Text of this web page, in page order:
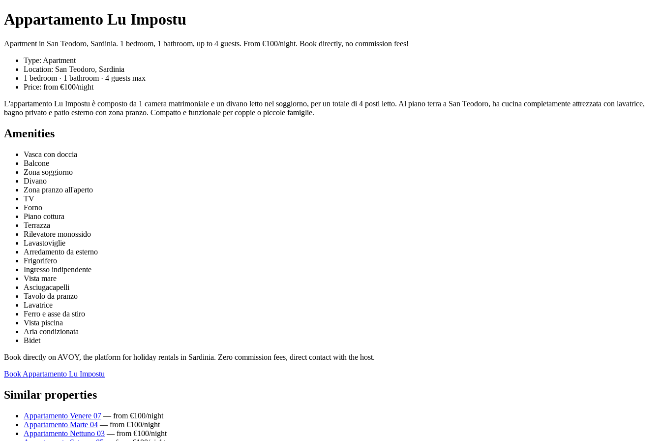
Appartamento Lu Impostu
Apartment in San Teodoro, Sardinia. 1 bedroom, 1 bathroom, up to 4 guests. From €100/night. Book directly, no commission fees!
Type: Apartment
Location: San Teodoro, Sardinia
1 bedroom · 1 bathroom · 4 guests max
Price: from €100/night
L'appartamento Lu Impostu è composto da 1 camera matrimoniale e un divano letto nel soggiorno, per un totale di 4 posti letto. Al piano terra a San Teodoro, ha cucina completamente attrezzata con lavatrice,
bagno privato e patio esterno con zona pranzo. Compatto e funzionale per coppie o piccole famiglie.
Amenities
Vasca con doccia
Balcone
Zona soggiorno
Divano
Zona pranzo all'aperto
TV
Forno
Piano cottura
Terrazza
Rilevatore monossido
Lavastoviglie
Arredamento da esterno
Frigorifero
Ingresso indipendente
Vista mare
Asciugacapelli
Tavolo da pranzo
Lavatrice
Ferro e asse da stiro
Vista piscina
Aria condizionata
Bidet
Book directly on AVOY, the platform for holiday rentals in Sardinia. Zero commission fees, direct contact with the host.
Book Appartamento Lu Impostu
Similar properties
Appartamento Venere 07 — from €100/night
Appartamento Marte 04 — from €100/night
Appartamento Nettuno 03 — from €100/night